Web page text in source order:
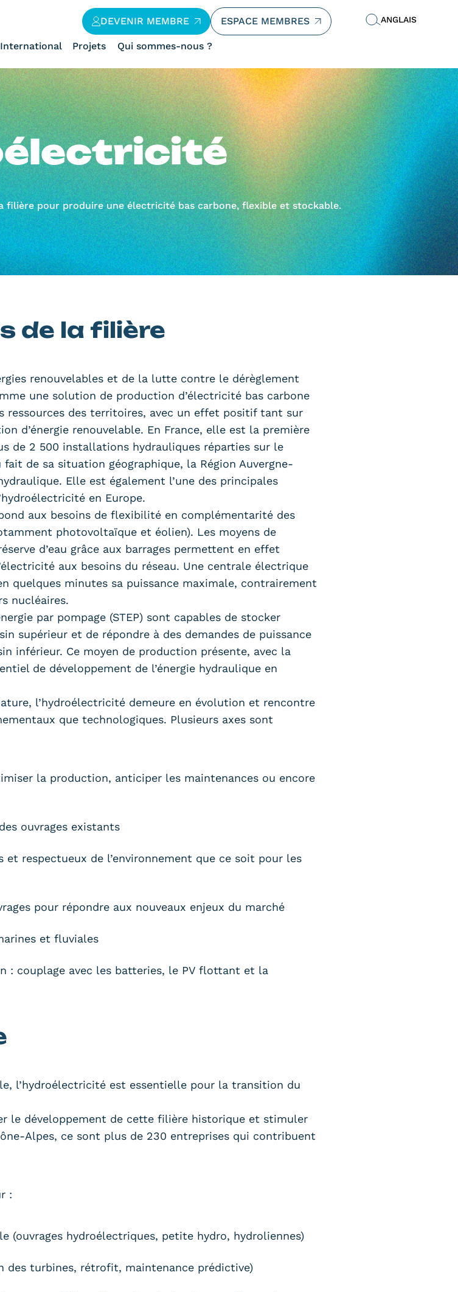
ANGLAIS
Projets Qui sommes-nous ?
DEVENIR MEMBRE ESPACE MEMBRES
pour produire une électricité bas carbone, flexible et stockable.
de la filière
renouvelables et de la lutte contre le dérèglement
une solution de production d’électricité bas carbone
ressources des territoires, avec un effet positif tant sur
d’énergie renouvelable. En France, elle est la première
de 2 500 installations hydrauliques réparties sur le
de sa situation géographique, la Région Auvergne-
Elle est également l’une des principales
en Europe.
aux besoins de flexibilité en complémentarité des
photovoltaïque et éolien). Les moyens de
d’eau grâce aux barrages permettent en effet
aux besoins du réseau. Une centrale électrique
quelques minutes sa puissance maximale, contrairement
nucléaires.
par pompage (STEP) sont capables de stocker
supérieur et de répondre à des demandes de puissance
inférieur. Ce moyen de production présente, avec la
de développement de l’énergie hydraulique en
l’hydroélectricité demeure en évolution et rencontre
que technologiques. Plusieurs axes sont
la production, anticiper les maintenances ou encore
ouvrages existants
respectueux de l’environnement que ce soit pour les
pour répondre aux nouveaux enjeux du marché
et fluviales
: couplage avec les batteries, le PV flottant et la
l’hydroélectricité est essentielle pour la transition du
le développement de cette filière historique et stimuler
Alpes, ce sont plus de 230 entreprises qui contribuent
:
(ouvrages hydroélectriques, petite hydro, hydroliennes)
des turbines, rétrofit, maintenance prédictive)